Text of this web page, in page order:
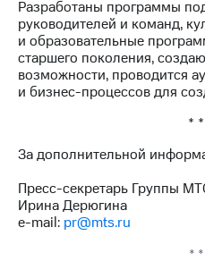
Разработаны программы
руководителей и команд,
и образовательные
старшего поколения,
возможности, проводится
и бизнес-процессов для
*
За дополнительной
Пресс-секретарь Группы
Ирина Дерюгина
e-mail: pr@mts.ru
*